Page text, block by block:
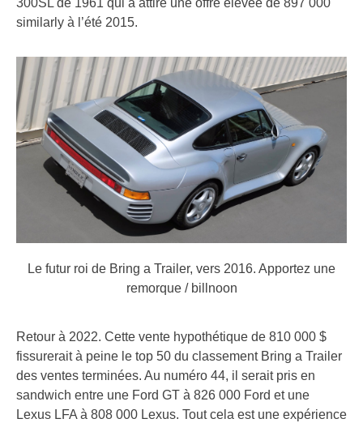
similarly à l’été 2015.
Le futur roi de Bring a Trailer, vers 2016. Apportez une
remorque / billnoon
Retour à 2022. Cette vente hypothétique de 810 000 $
fissurerait à peine le top 50 du classement Bring a Trailer
des ventes terminées. Au numéro 44, il serait pris en
sandwich entre une Ford GT à 826 000 Ford et une
Lexus LFA à 808 000 Lexus. Tout cela est une expérience